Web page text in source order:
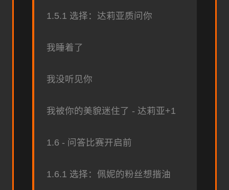
1.5.1 选择：达莉亚质问你
我睡着了
我没听见你
我被你的美貌迷住了 - 达莉亚+1
1.6 - 问答比赛开启前
1.6.1 选择：佩妮的粉丝想揩油